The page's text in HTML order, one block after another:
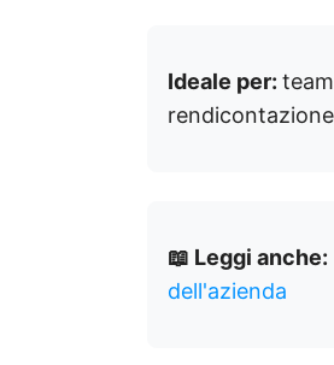
Ideale per:
📖 Leggi anche:
dell'azienda